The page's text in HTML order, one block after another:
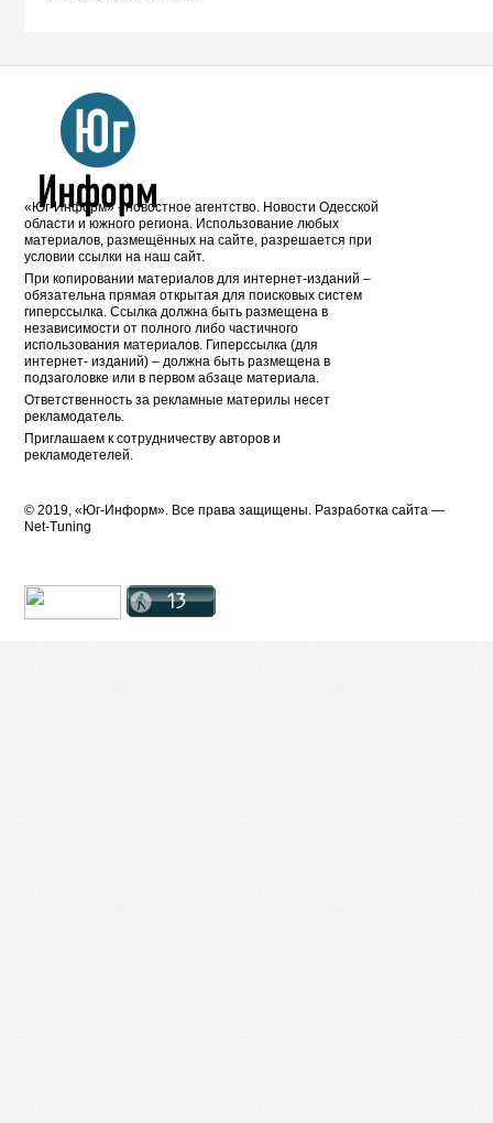
«Юг-Информ» - новостное агентство. Новости Одесской
области и южного региона. Использование любых
материалов, размещённых на сайте, разрешается при
условии ссылки на наш сайт.
При копировании материалов для интернет-изданий –
обязательна прямая открытая для поисковых систем
гиперссылка. Ссылка должна быть размещена в
независимости от полного либо частичного
использования материалов. Гиперссылка (для
интернет- изданий) – должна быть размещена в
подзаголовке или в первом абзаце материала.
Ответственность за рекламные материлы несет
рекламодатель.
Приглашаем к сотрудничеству авторов и
рекламодетелей.
© 2019, «Юг-Информ». Все права защищены. Разработка cайта —
Net-Tuning